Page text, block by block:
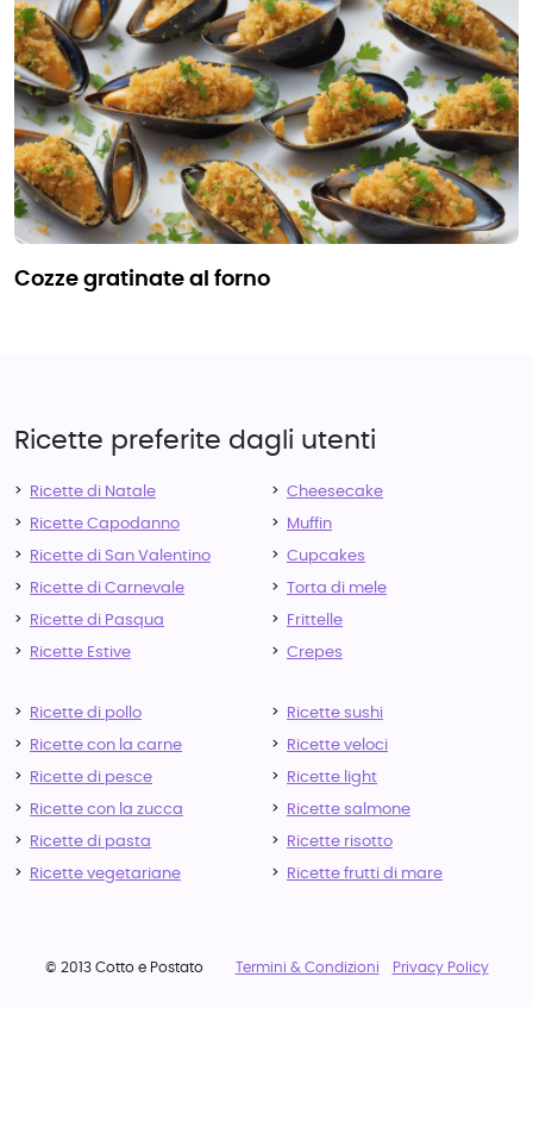
cozze gratinate al forno
Ricette preferite dagli utenti
Ricette di Natale
Ricette Capodanno
Ricette di San Valentino
Ricette di Carnevale
Ricette di Pasqua
Ricette Estive
Cheesecake
Muffin
Cupcakes
Torta di mele
Frittelle
Crepes
Ricette di pollo
Ricette con la carne
Ricette di pesce
Ricette con la zucca
Ricette di pasta
Ricette vegetariane
Ricette sushi
Ricette veloci
Ricette light
Ricette salmone
Ricette risotto
Ricette frutti di mare
© 2013 Cotto e Postato Termini & Condizioni Privacy Policy